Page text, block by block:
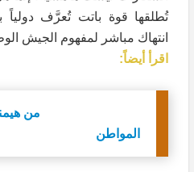
تُطلقها قوة باتت تُعرَّف دولياً
انتهاك مباشر لمفهوم الجيش
اقرأ أيضاً:
من
المواطن